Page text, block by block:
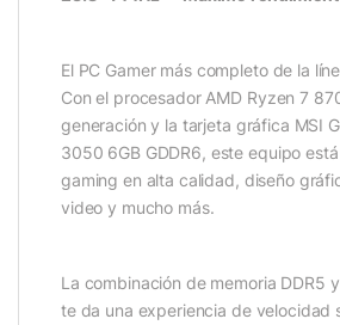
El PC Gamer más completo de la
Con el procesador AMD Ryzen 7
generación y la tarjeta gráfica MSI
3050 6GB GDDR6, este equipo
gaming en alta calidad, diseño
video y mucho más.
La combinación de memoria DDR5
te da una experiencia de velocidad